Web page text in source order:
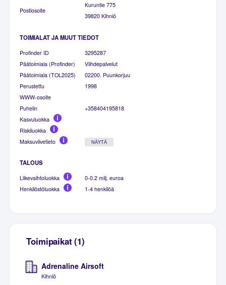
Postiosoite
Kuruntie 775
39820 Kihniö
TOIMIALAT JA MUUT TIEDOT
Profinder ID
3295287
Päätoimiala (Profinder)
Viihdepalvelut
Päätoimiala (TOL2025)
02200. Puunkorjuu
Perustettu
1998
WWW-osoite
Puhelin
+358404195818
Kasvuluokka
Riskiluokka
Maksuviivetieto
NÄYTÄ
TALOUS
Liikevaihtoluokka
0-0.2 milj. euroa
Henkilöstöluokka
1-4 henkilöä
Toimipaikat (1)
Adrenaline Airsoft
Kihniö